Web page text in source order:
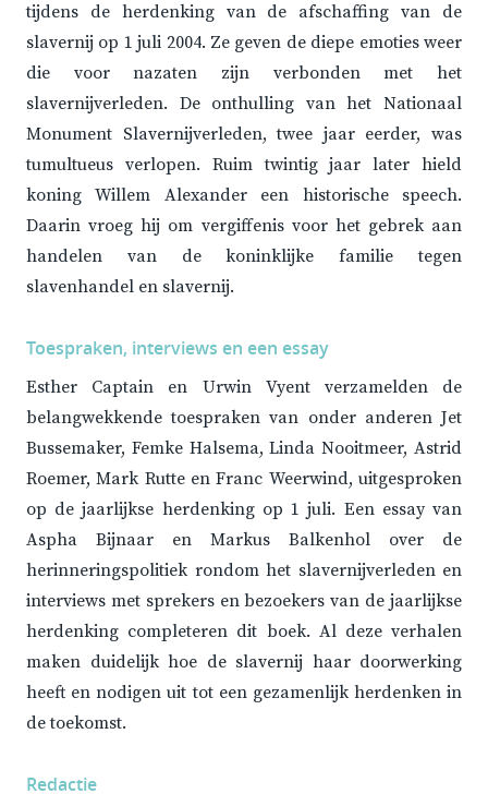
tijdens de herdenking van de afschaffing van de
slavernij op 1 juli 2004. Ze geven de diepe emoties weer
die voor nazaten zijn verbonden met het
slavernijverleden. De onthulling van het Nationaal
Monument Slavernijverleden, twee jaar eerder, was
tumultueus verlopen. Ruim twintig jaar later hield
koning Willem Alexander een historische speech.
Daarin vroeg hij om vergiffenis voor het gebrek aan
handelen van de koninklijke familie tegen
slavenhandel en slavernij.
Toespraken, interviews en een essay
Esther Captain en Urwin Vyent verzamelden de
belangwekkende toespraken van onder anderen Jet
Bussemaker, Femke Halsema, Linda Nooitmeer, Astrid
Roemer, Mark Rutte en Franc Weerwind, uitgesproken
op de jaarlijkse herdenking op 1 juli. Een essay van
Aspha Bijnaar en Markus Balkenhol over de
herinneringspolitiek rondom het slavernijverleden en
interviews met sprekers en bezoekers van de jaarlijkse
herdenking completeren dit boek. Al deze verhalen
maken duidelijk hoe de slavernij haar doorwerking
heeft en nodigen uit tot een gezamenlijk herdenken in
de toekomst.
Redactie